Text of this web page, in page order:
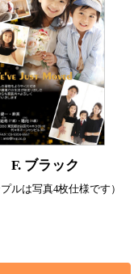
F. ブラック
プルは写真4枚仕様です）